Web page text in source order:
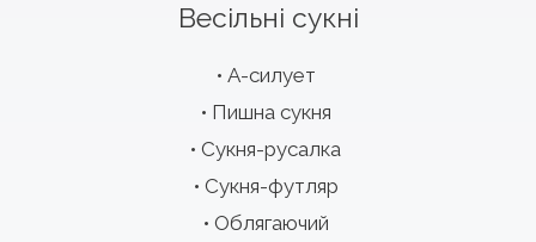
Весільні сукні
А-силует
Пишна сукня
Сукня-русалка
Сукня-футляр
Облягаючий